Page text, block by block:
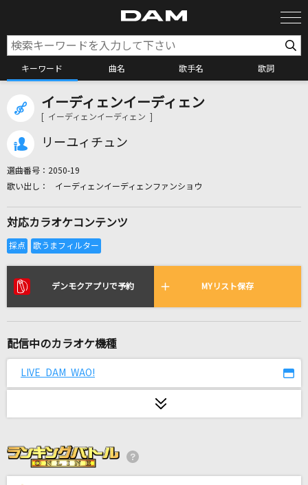
キーワード 曲名 歌手名 歌詞
カラオケ検索
リアルタイムで歌われている曲の一覧
Wasted Nights
[生音]Can't Take My Eyes Off You (Single Ve
Boys Town Gang
イーディェンイーディェン
[ イーディェンイーディェン ]
リーユィチュン
選曲番号： 2050-19
イーディェンイーディェンファンショウ
対応カラオケコンテンツ
デンモクアプリで予約 MYリスト保存
配信中のカラオケ機種
LIVE DAM WAO!